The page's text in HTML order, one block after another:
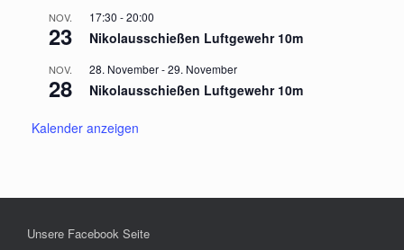
NOV.
23
17:30 -20:00
Nikolausschießen Luftgewehr 10m
NOV.
28
28. November-29. November
Nikolausschießen Luftgewehr 10m
Kalender anzeigen
Unsere Facebook Seite